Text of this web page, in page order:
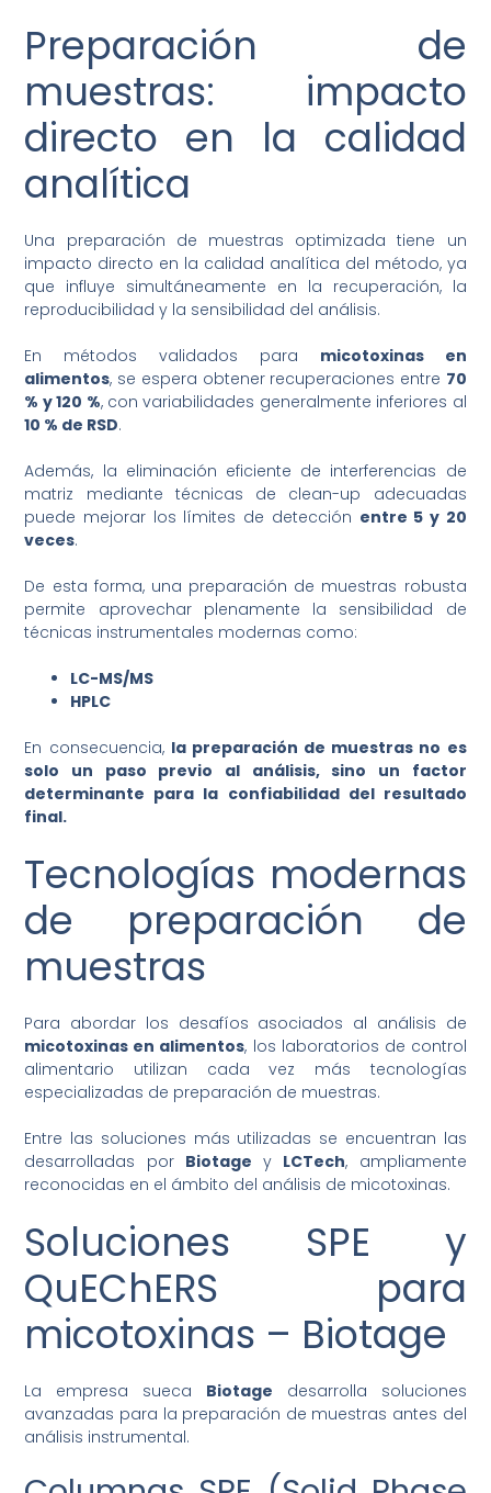
Preparación de
muestras: impacto
directo en la calidad
analítica
Una preparación de muestras optimizada tiene un
impacto directo en la calidad analítica del método, ya
que influye simultáneamente en la recuperación, la
reproducibilidad y la sensibilidad del análisis.
En métodos validados para micotoxinas en
alimentos, se espera obtener recuperaciones entre 70
% y 120 %, con variabilidades generalmente inferiores al
10 % de RSD.
Además, la eliminación eficiente de interferencias de
matriz mediante técnicas de clean-up adecuadas
puede mejorar los límites de detección entre 5 y 20
veces.
De esta forma, una preparación de muestras robusta
permite aprovechar plenamente la sensibilidad de
técnicas instrumentales modernas como:
LC-MS/MS
HPLC
En consecuencia, la preparación de muestras no es
solo un paso previo al análisis, sino un factor
determinante para la confiabilidad del resultado
final.
Tecnologías modernas
de preparación de
muestras
Para abordar los desafíos asociados al análisis de
micotoxinas en alimentos, los laboratorios de control
alimentario utilizan cada vez más tecnologías
especializadas de preparación de muestras.
Entre las soluciones más utilizadas se encuentran las
desarrolladas por Biotage y LCTech, ampliamente
reconocidas en el ámbito del análisis de micotoxinas.
Soluciones SPE y
QuEChERS para
micotoxinas – Biotage
La empresa sueca Biotage desarrolla soluciones
avanzadas para la preparación de muestras antes del
análisis instrumental.